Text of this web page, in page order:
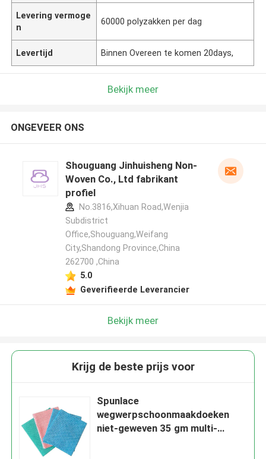
Levering vermoge
n
60000 polyzakken per dag
Levertijd Binnen Overeen te komen 20days,
Bekijk meer
ONGEVEER ONS
Shouguang Jinhuisheng Non-
Woven Co., Ltd fabrikant
profiel
No.3816,Xihuan Road,Wenjia
Subdistrict
Office,Shouguang,Weifang
City,Shandong Province,China
262700 ,China
5.0
Geverifieerde Leverancier
Bekijk meer
Krijg de beste prijs voor
Spunlace
wegwerpschoonmaakdoeken
niet-geweven 35 gm multi-